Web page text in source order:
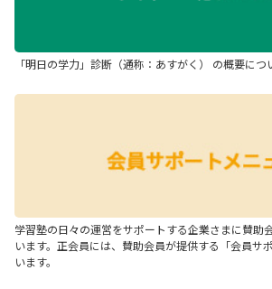
「明日の学力」診断（通称：あすがく） の概要につ
学習塾の日々の運営をサポートする企業さまに賛助
います。正会員には、賛助会員が提供する「会員サ
います。